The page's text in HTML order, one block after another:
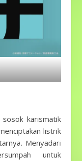
sosok karismatik
listrik
Menyadari
untuk